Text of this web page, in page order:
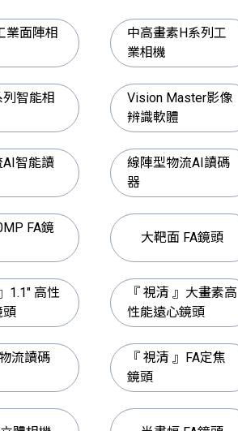
業面陣相
中高畫素H系列工
業相機
智能相
Vision Master影像
辨識軟體
AI智能讀
線陣型物流AI讀碼
器
FA鏡
大靶面 FA鏡頭
1.1" 高性
頭
『 視清 』大畫素高
性能遠心鏡頭
流讀碼
『 視清 』FA定焦
鏡頭